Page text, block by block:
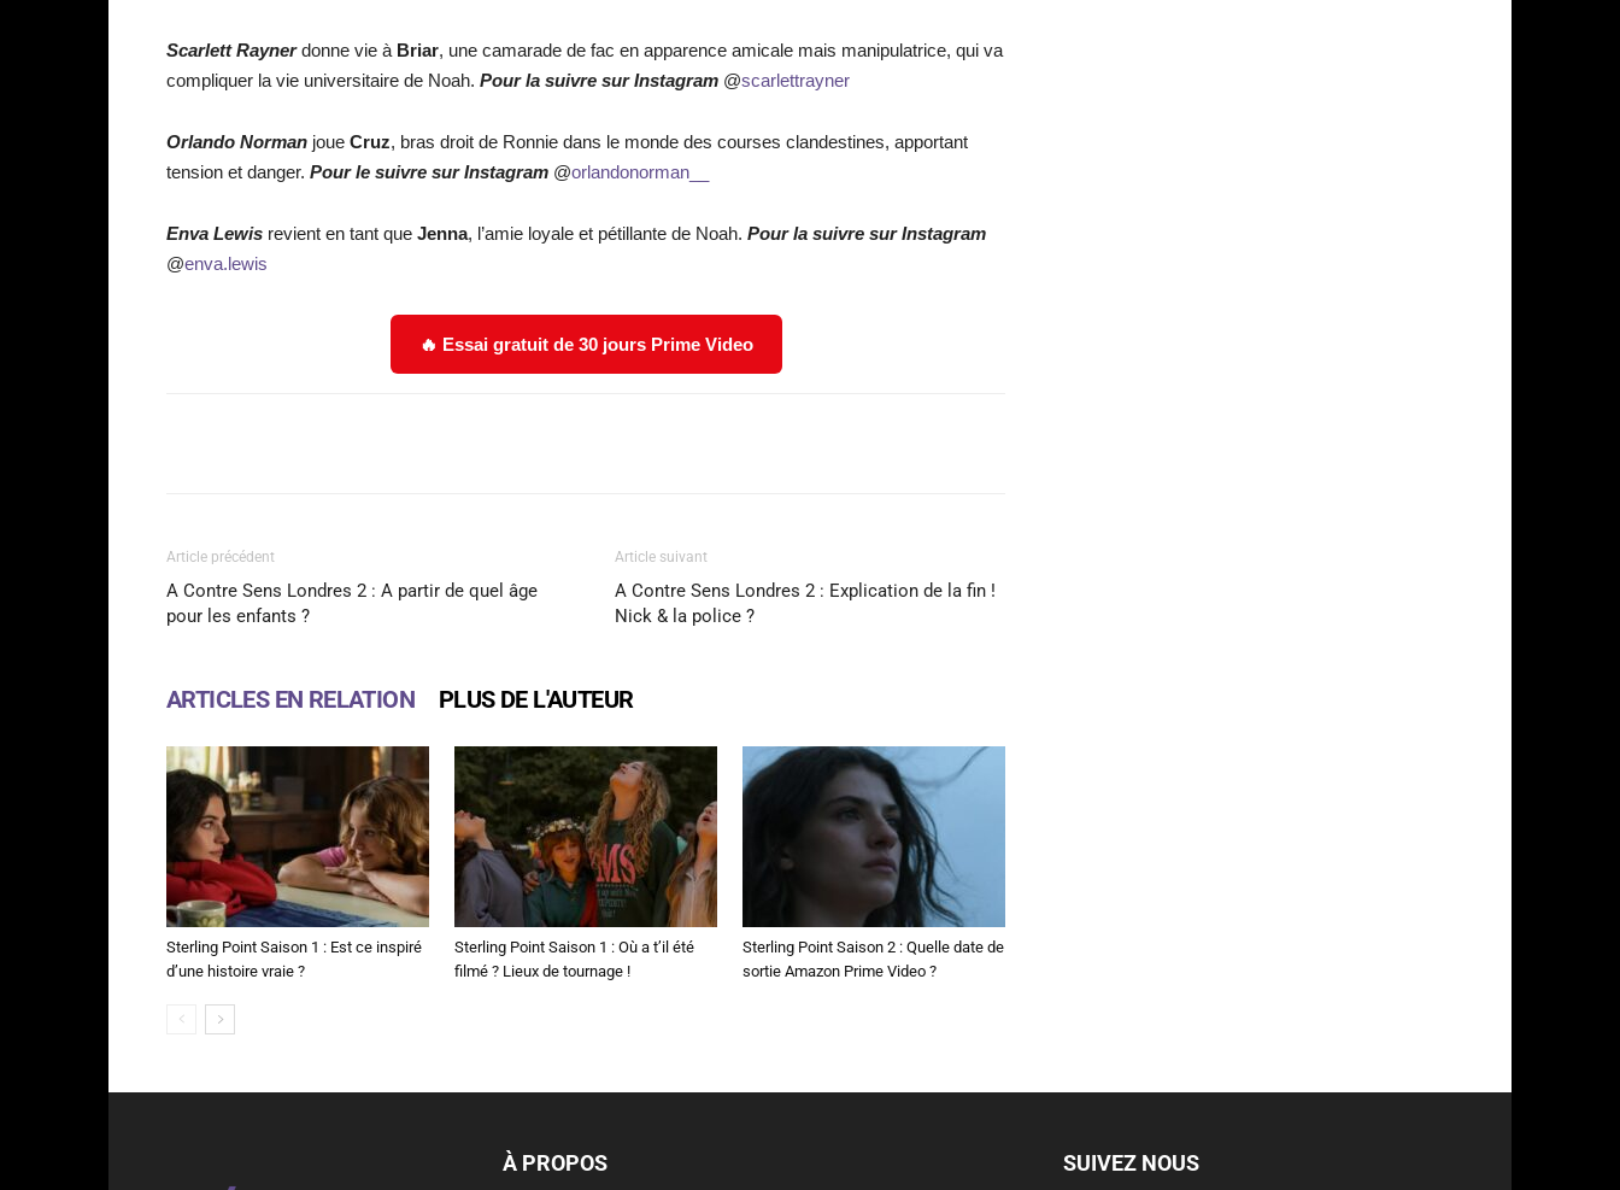
Scarlett Raynerdonne vie à Briar, une camarade de fac en apparence amicale mais manipulatrice, qui va
compliquer la vie universitaire de Noah. Pour la suivre sur Instagram @scarlettrayner
Orlando Norman joue Cruz, bras droit de Ronnie dans le monde des courses clandestines, apportant
tension et danger. Pour le suivre sur Instagram @orlandonorman__
Enva Lewis revient en tant que Jenna, l’amie loyale et pétillante de Noah. Pour la suivre sur Instagram
@enva.lewis
🔥 Essai gratuit de 30 jours Prime Video
Article précédent
A Contre Sens Londres 2 : A partir de quel âge
pour les enfants ?
Article suivant
A Contre Sens Londres 2 : Explication de la fin !
Nick & la police ?
ARTICLES EN RELATION PLUS DE L'AUTEUR
Sterling Point Saison 1 : Est ce inspiré
d’une histoire vraie ?
Sterling Point Saison 1 : Où a t’il été
filmé ? Lieux de tournage !
Sterling Point Saison 2 : Quelle date de
sortie Amazon Prime Video ?
À PROPOS SUIVEZ NOUS